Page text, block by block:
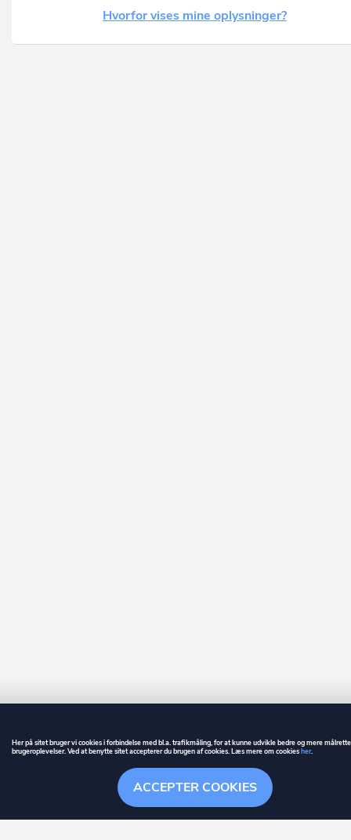
Søgehistorik Menu
Hvorfor vises mine oplysninger?
GUIDE BETINGELSER
er et registreret varemærke tilhørende ownr ApS – CVR nr.: 36 40 88
ACCEPTER COOKIES
Her på sitet bruger vi cookies i forbindelse med bl.a. trafikmåling, for at kunne udvikle bedre og mere
brugeroplevelser. Ved at benytte sitet accepterer du brugen af cookies. Læs mere om cookiesher.